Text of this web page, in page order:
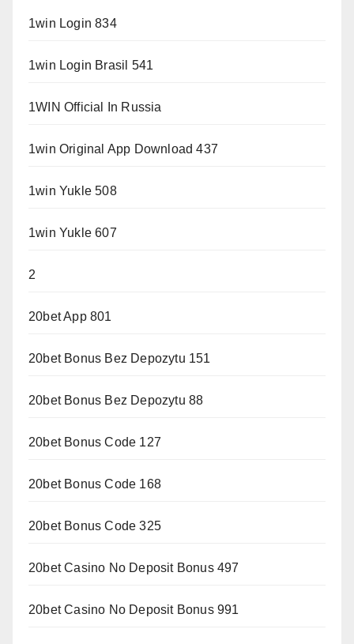
1win Login 834
1win Login Brasil 541
1WIN Official In Russia
1win Original App Download 437
1win Yukle 508
1win Yukle 607
2
20bet App 801
20bet Bonus Bez Depozytu 151
20bet Bonus Bez Depozytu 88
20bet Bonus Code 127
20bet Bonus Code 168
20bet Bonus Code 325
20bet Casino No Deposit Bonus 497
20bet Casino No Deposit Bonus 991